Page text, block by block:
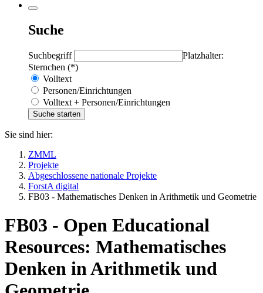
Suche
Suchbegriff
Platzhalter:
Sternchen (*)
Volltext
Personen/Einrichtungen
Volltext + Personen/Einrichtungen
Sie sind hier:
ZMML
Projekte
Abgeschlossene nationale Projekte
ForstA digital
FB03 - Mathematisches Denken in Arithmetik und Geometrie
FB03 - Open Educational
Resources: Mathematisches
Denken in Arithmetik und